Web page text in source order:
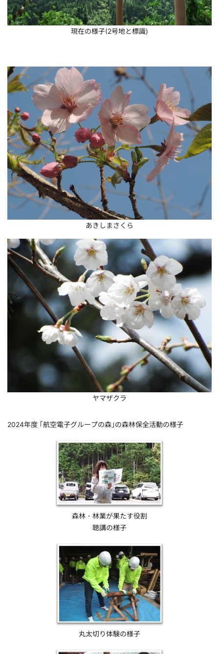
現在の様子(2号地と標識)
あきしまさくら
ヤマザクラ
2024年度 ｢航空電子グループの森｣の森林保全活動の様子
森林・林業が果たす役割
聴講の様子
丸太切り体験の様子